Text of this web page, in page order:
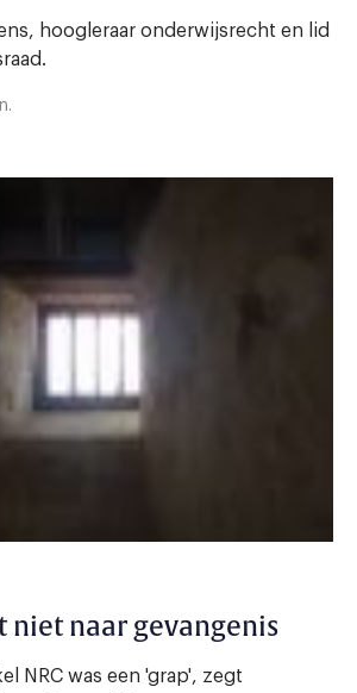
hoogleraar onderwijsrecht en lid
niet naar gevangenis
NRC was een 'grap', zegt